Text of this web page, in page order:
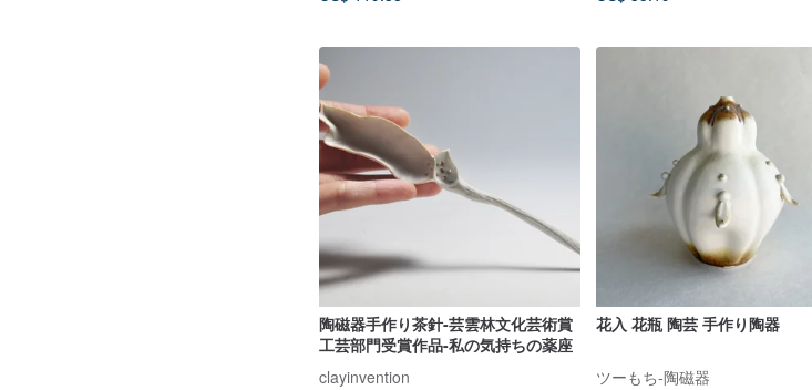
陶磁器手作り茶針-芸雲林文化芸術賞
工芸部門受賞作品-私の気持ちの薬座
clayinvention
花入 花瓶 陶芸 手作り陶器
ツーもち-陶磁器